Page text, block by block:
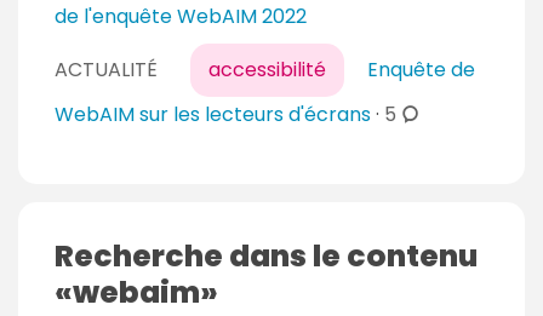
de l'enquête WebAIM 2022
ACTUALITÉ
accessibilité
Enquête de
WebAIM sur les lecteurs d'écrans· 5 c
n
Recherche dans le contenu
webaim